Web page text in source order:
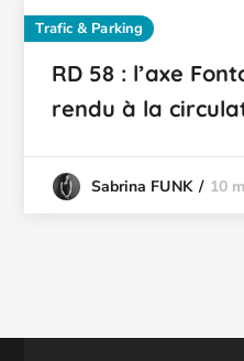
Trafic & Parking
RD 58 : l’axe
rendu à la
Sabrina FUNK 10